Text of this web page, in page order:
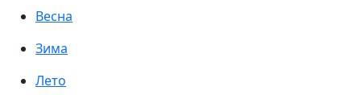
Весна
Зима
Лето